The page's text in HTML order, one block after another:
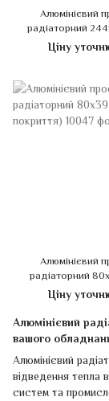
Алюмінієвий
радіаторний
Ціну
Алюмінієвий
радіаторний
Ціну
Алюмінієвий
вашого
Алюмінієвий
відведення тепла
систем та